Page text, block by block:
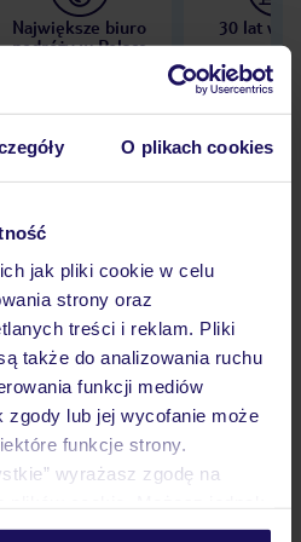
O plikach cookies
jak pliki cookie w celu
strony oraz
treści i reklam. Pliki
także do analizowania ruchu
funkcji mediów
zgody lub jej wycofanie może
funkcje strony.
wyrażasz zgodę na
wchodząc w zakładkę
Największe biuro
podróży w Polsce
30 lat w